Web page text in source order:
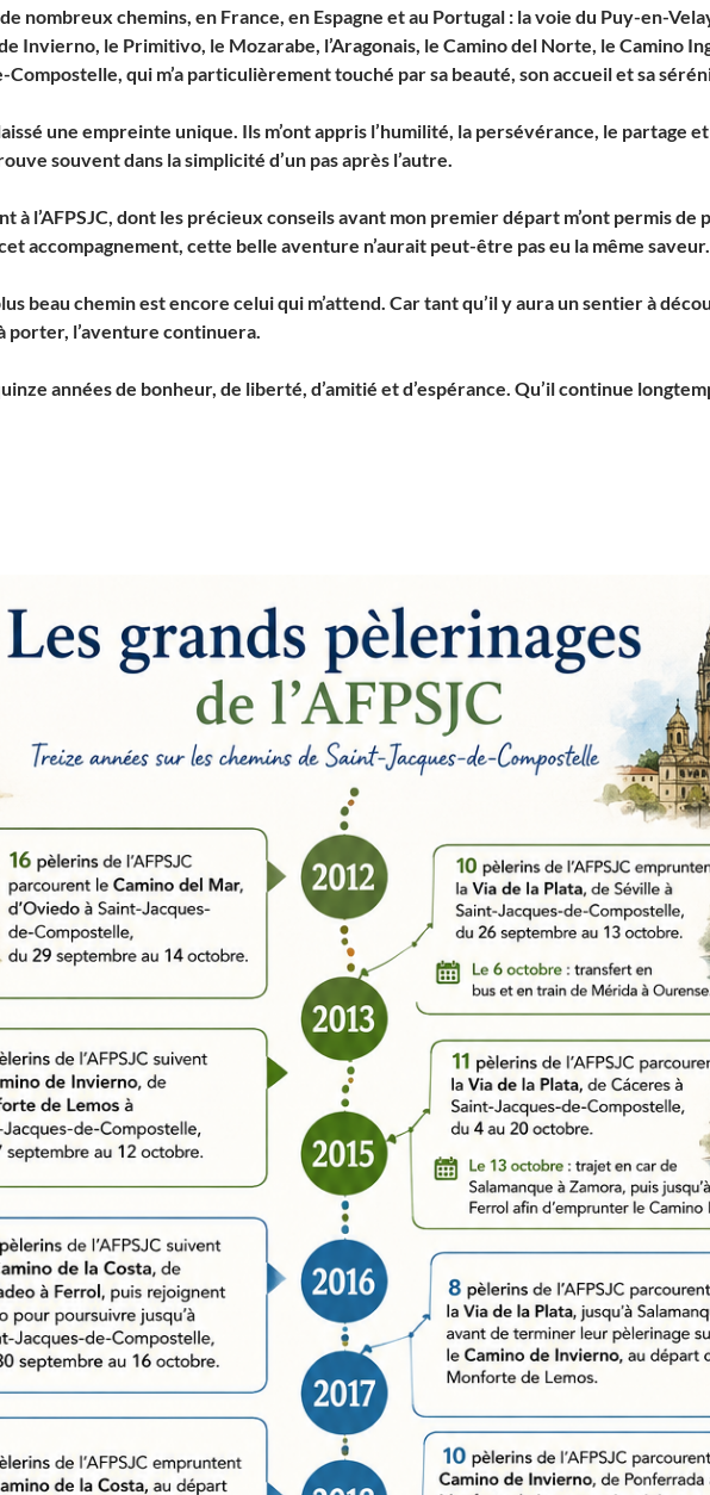
nombreux chemins, en France, en Espagne et au Portugal : la voie du Puy-en-
Invierno, le Primitivo, le Mozarabe, l’Aragonais, le Camino del Norte, le Camino
qui m’a particulièrement touché par sa beauté, son accueil et sa
une empreinte unique. Ils m’ont appris l’humilité, la persévérance, le partage
souvent dans la simplicité d’un pas après l’autre.
à l’AFPSJC, dont les précieux conseils avant mon premier départ m’ont permis de
accompagnement, cette belle aventure n’aurait peut-être pas eu la même saveur.
beau chemin est encore celui qui m’attend. Car tant qu’il y aura un sentier à
porter, l’aventure continuera.
années de bonheur, de liberté, d’amitié et d’espérance. Qu’il continue